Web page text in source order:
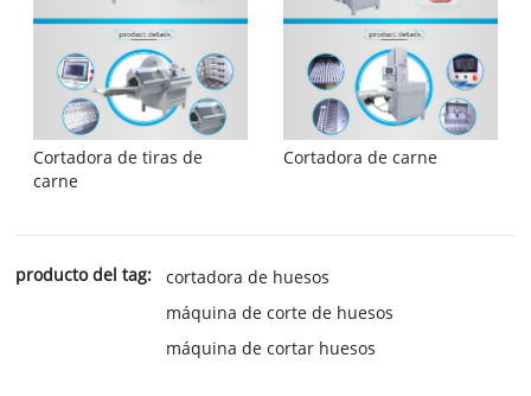
Cortadora de tiras de
carne
Cortadora de carne
producto del tag:
cortadora de huesos
máquina de corte de huesos
máquina de cortar huesos